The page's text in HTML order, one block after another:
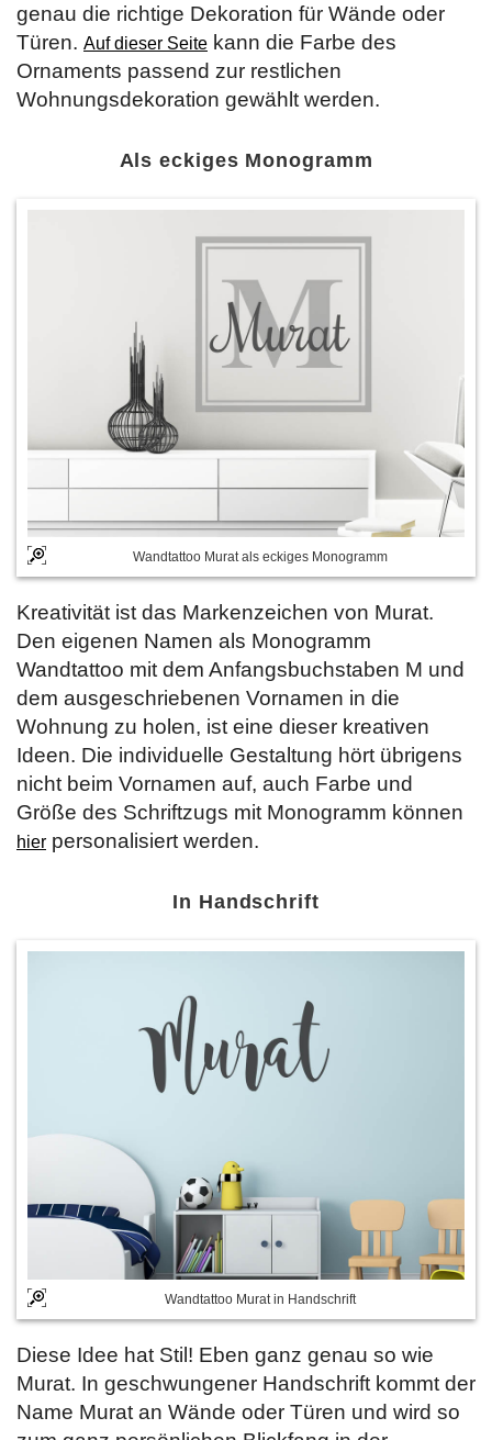
genau die richtige Dekoration für Wände oder
Türen. Auf dieser Seite kann die Farbe des
Ornaments passend zur restlichen
Wohnungsdekoration gewählt werden.
Als eckiges Monogramm
Wandtattoo Murat als eckiges Monogramm
Kreativität ist das Markenzeichen von Murat.
Den eigenen Namen als Monogramm
Wandtattoo mit dem Anfangsbuchstaben M und
dem ausgeschriebenen Vornamen in die
Wohnung zu holen, ist eine dieser kreativen
Ideen. Die individuelle Gestaltung hört übrigens
nicht beim Vornamen auf, auch Farbe und
Größe des Schriftzugs mit Monogramm können
hier personalisiert werden.
In Handschrift
Wandtattoo Murat in Handschrift
Diese Idee hat Stil! Eben ganz genau so wie
Murat. In geschwungener Handschrift kommt der
Name Murat an Wände oder Türen und wird so